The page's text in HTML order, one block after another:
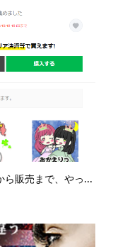
ら販売まで、やっ...